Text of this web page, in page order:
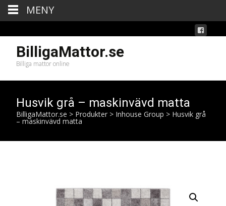
BilligaMattor.se
Billiga mattor online
Husvik grå – maskinvävd matta
BilligaMattor.se > Produkter > Inhouse Group > Husvik grå
– maskinvävd matta
MENY